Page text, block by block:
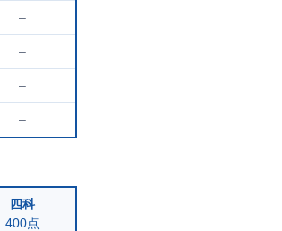
–
–
–
–
四科
400点